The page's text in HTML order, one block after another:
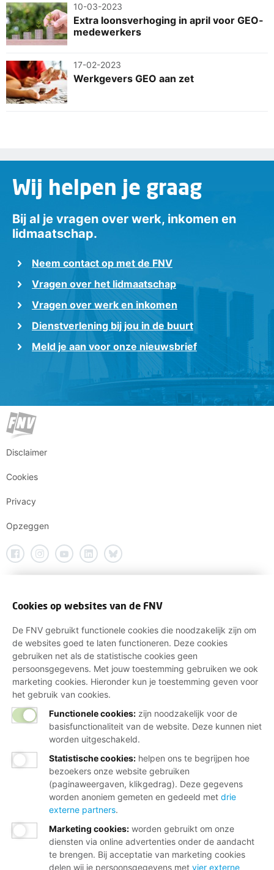
10-03-2023
Extra loonsverhoging in april voor GEO-
medewerkers
17-02-2023
Werkgevers GEO aan zet
Wij helpen je graag
Bij al je vragen over werk, inkomen en
lidmaatschap.
Neem contact op met de FNV
Vragen over het lidmaatschap
Vragen over werk en inkomen
Dienstverlening bij jou in de buurt
Meld je aan voor onze nieuwsbrief
Disclaimer
Cookies
Privacy
Opzeggen
Cookies op websites van de FNV
De FNV gebruikt functionele cookies die noodzakelijk zijn om
de websites goed te laten functioneren. Deze cookies
gebruiken net als de statistische cookies geen
persoonsgegevens. Met jouw toestemming gebruiken we ook
marketing cookies. Hieronder kun je toestemming geven voor
het gebruik van cookies.
Functionele cookies: zijn noodzakelijk voor de
basisfunctionaliteit van de website. Deze kunnen niet
worden uitgeschakeld.
Statistische cookies: helpen ons te begrijpen hoe
bezoekers onze website gebruiken
(paginaweergaven, klikgedrag). Deze gegevens
worden anoniem gemeten en gedeeld met drie
externe partners.
Marketing cookies: worden gebruikt om onze
diensten via online advertenties onder de aandacht
te brengen. Bij acceptatie van marketing cookies
delen wij je persoonsgegevens met vier externe